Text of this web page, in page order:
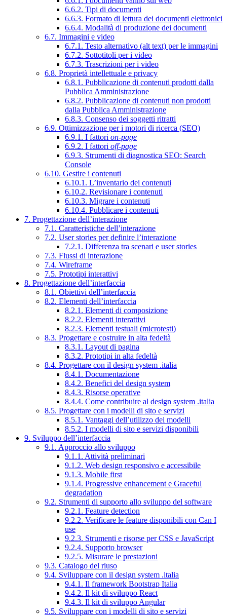
6.6.2. Tipi di documenti
6.6.3. Formato di lettura dei documenti elettronici
6.6.4. Modalità di produzione dei documenti
6.7. Immagini e video
6.7.1. Testo alternativo (alt text) per le immagini
6.7.2. Sottotitoli per i video
6.7.3. Trascrizioni per i video
6.8. Proprietà intellettuale e privacy
6.8.1. Pubblicazione di contenuti prodotti dalla
Pubblica Amministrazione
6.8.2. Pubblicazione di contenuti non prodotti
dalla Pubblica Amministrazione
6.8.3. Consenso dei soggetti ritratti
6.9. Ottimizzazione per i motori di ricerca (SEO)
6.9.1. I fattori on-page
6.9.2. I fattori off-page
6.9.3. Strumenti di diagnostica SEO: Search
Console
6.10. Gestire i contenuti
6.10.1. L’inventario dei contenuti
6.10.2. Revisionare i contenuti
6.10.3. Migrare i contenuti
6.10.4. Pubblicare i contenuti
7. Progettazione dell’interazione
7.1. Caratteristiche dell’interazione
7.2. User stories per definire l’interazione
7.2.1. Differenza tra scenari e user stories
7.3. Flussi di interazione
7.4. Wireframe
7.5. Prototipi interattivi
8. Progettazione dell’interfaccia
8.1. Obiettivi dell’interfaccia
8.2. Elementi dell’interfaccia
8.2.1. Elementi di composizione
8.2.2. Elementi interattivi
8.2.3. Elementi testuali (microtesti)
8.3. Progettare e costruire in alta fedeltà
8.3.1. Layout di pagina
8.3.2. Prototipi in alta fedeltà
8.4. Progettare con il design system .italia
8.4.1. Documentazione
8.4.2. Benefici del design system
8.4.3. Risorse operative
8.4.4. Come contribuire al design system .italia
8.5. Progettare con i modelli di sito e servizi
8.5.1. Vantaggi dell’utilizzo dei modelli
8.5.2. I modelli di sito e servizi disponibili
9. Sviluppo dell’interfaccia
9.1. Approccio allo sviluppo
9.1.1. Attività preliminari
9.1.2. Web design responsivo e accessibile
9.1.3. Mobile first
9.1.4. Progressive enhancement e Graceful
degradation
9.2. Strumenti di supporto allo sviluppo del software
9.2.1. Feature detection
9.2.2. Verificare le feature disponibili con Can I
use
9.2.3. Strumenti e risorse per CSS e JavaScript
9.2.4. Supporto browser
9.2.5. Misurare le prestazioni
9.3. Catalogo del riuso
9.4. Sviluppare con il design system .italia
9.4.1. Il framework Bootstrap Italia
9.4.2. Il kit di sviluppo React
9.4.3. Il kit di sviluppo Angular
9.5. Sviluppare con i modelli di sito e servizi